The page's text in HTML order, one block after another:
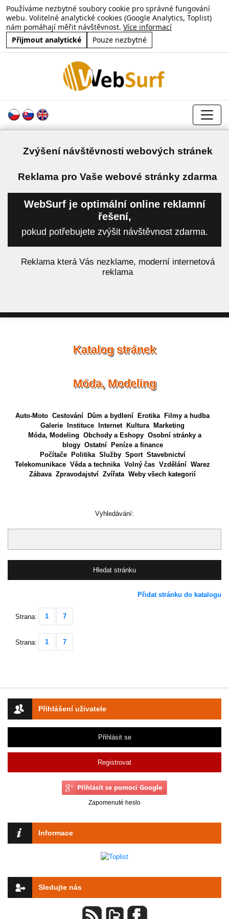
Používáme nezbytné soubory cookie pro správné fungování
webu. Volitelné analytické cookies (Google Analytics, Toplist)
nám pomáhají měřit návštěvnost. Více informací
Přijmout analytické
Pouze nezbytné
Zvýšení návštěvnosti webových stránek
Reklama pro Vaše webové stránky zdarma
WebSurf je optimální online reklamní
řešení,
pokud potřebujete zvýšit návštěvnost zdarma.
Reklama která Vás nezklame, moderní internetová
reklama
Přihlášení uživatele
Přihlásit se
Registrovat
Zapomenuté heslo
Informace
Sledujte nás
Katalog stránek
Móda, Modeling
Auto-Moto Cestování Dům a bydlení Erotika
Filmy a hudba
Galerie
Instituce Internet Kultura
Marketing
Móda, Modeling Obchody a Eshopy Osobní stránky a
blogy Ostatní
Peníze a finance
Počítače
Politika Služby Sport Stavebnictví
Telekomunikace Věda a technika Volný čas Vzdělání Warez
Zábava Zpravodajství Zvířata Weby všech kategorií
Vyhledávání:
Přidat stránku do katalogu
Strana: 1 7
Strana: 1 7